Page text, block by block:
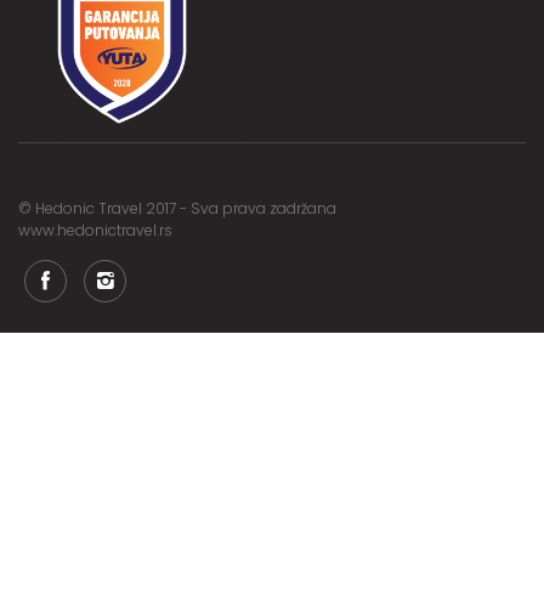
© Hedonic Travel 2017 - Sva prava zadržana
www.hedonictravel.rs